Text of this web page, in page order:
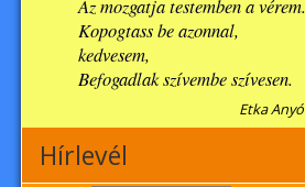
Az mozgatja testemben a vérem.
Kopogtass be azonnal,
kedvesem,
Befogadlak szívembe szívesen.
Etka Anyó
Hírlevél